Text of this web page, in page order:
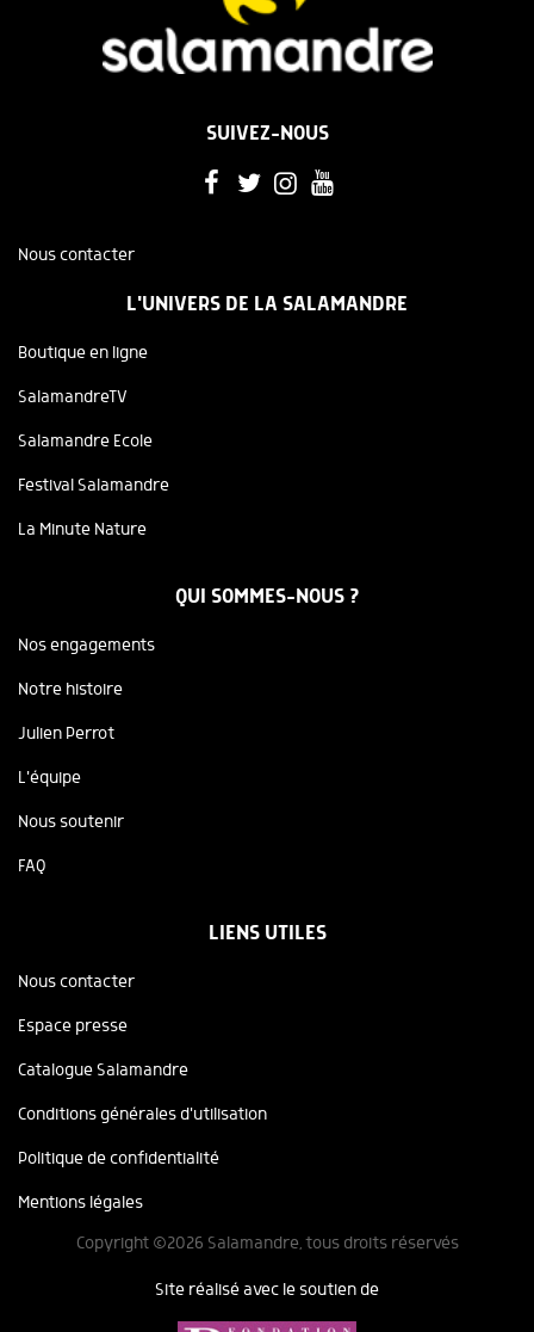
SUIVEZ-NOUS
Nous contacter
L'UNIVERS DE LA SALAMANDRE
Boutique en ligne
SalamandreTV
Salamandre Ecole
Festival Salamandre
La Minute Nature
QUI SOMMES-NOUS ?
Nos engagements
Notre histoire
Julien Perrot
L'équipe
Nous soutenir
FAQ
LIENS UTILES
Nous contacter
Espace presse
Catalogue Salamandre
Conditions générales d'utilisation
Politique de confidentialité
Mentions légales
Copyright ©2026 Salamandre, tous droits réservés
Site réalisé avec le soutien de